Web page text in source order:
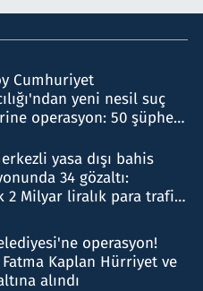
Cumhuriyet
yeni nesil suç
operasyon: 50 şüpheli
yasa dışı bahis
34 gözaltı:
2 Milyar liralık para trafiği
operasyon!
Fatma Kaplan Hürriyet ve
alındı